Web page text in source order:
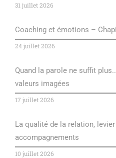
31 juillet 2026
Coaching et émotions –
24 juillet 2026
Quand la parole ne suffit
valeurs imagées
17 juillet 2026
La qualité de la relation,
accompagnements
10 juillet 2026